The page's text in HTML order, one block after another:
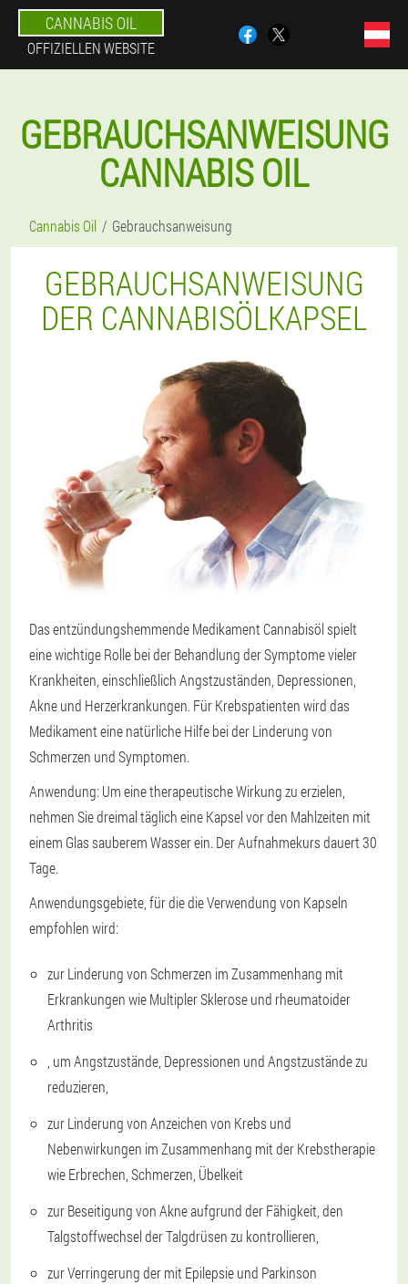
CANNABIS OIL
OFFIZIELLEN WEBSITE
GEBRAUCHSANWEISUNG
CANNABIS OIL
Cannabis Oil Gebrauchsanweisung
GEBRAUCHSANWEISUNG
DER CANNABISÖLKAPSEL
Das entzündungshemmende Medikament Cannabisöl spielt
eine wichtige Rolle bei der Behandlung der Symptome vieler
Krankheiten, einschließlich Angstzuständen, Depressionen,
Akne und Herzerkrankungen. Für Krebspatienten wird das
Medikament eine natürliche Hilfe bei der Linderung von
Schmerzen und Symptomen.
Anwendung: Um eine therapeutische Wirkung zu erzielen,
nehmen Sie dreimal täglich eine Kapsel vor den Mahlzeiten mit
einem Glas sauberem Wasser ein. Der Aufnahmekurs dauert 30
Tage.
Anwendungsgebiete, für die die Verwendung von Kapseln
empfohlen wird:
zur Linderung von Schmerzen im Zusammenhang mit
Erkrankungen wie Multipler Sklerose und rheumatoider
Arthritis
, um Angstzustände, Depressionen und Angstzustände zu
reduzieren,
zur Linderung von Anzeichen von Krebs und
Nebenwirkungen im Zusammenhang mit der Krebstherapie
wie Erbrechen, Schmerzen, Übelkeit
zur Beseitigung von Akne aufgrund der Fähigkeit, den
Talgstoffwechsel der Talgdrüsen zu kontrollieren,
zur Verringerung der mit Epilepsie und Parkinson